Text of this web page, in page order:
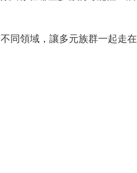
同領域，讓多元族群一起走在